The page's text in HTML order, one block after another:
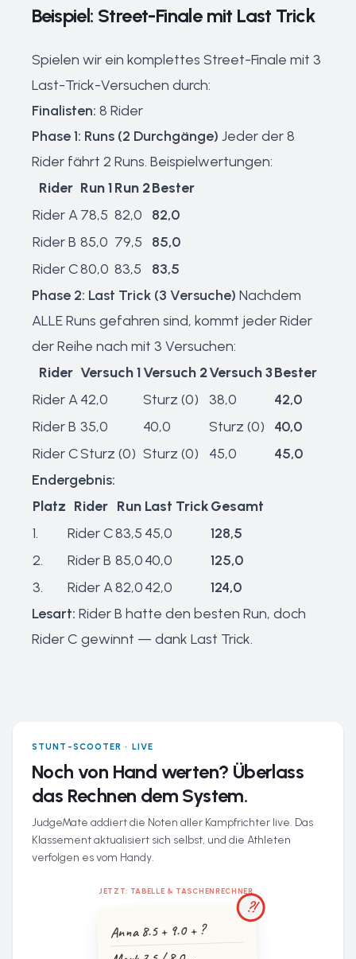
Beispiel: Street-Finale mit Last Trick
Spielen wir ein komplettes Street-Finale mit 3
Last-Trick-Versuchen durch:
Finalisten: 8 Rider
Phase 1: Runs (2 Durchgänge) Jeder der 8
Rider fährt 2 Runs. Beispielwertungen:
Rider Run 1Run 2Bester
Rider A78,5 82,0
82,0
Rider B 85,0 79,5
85,0
Rider C80,0 83,5
83,5
Phase 2: Last Trick (3 Versuche) Nachdem
ALLE Runs gefahren sind, kommt jeder Rider
der Reihe nach mit 3 Versuchen:
Rider Versuch 1Versuch 2Versuch 3Bester
Rider A42,0 Sturz (0) 38,0
42,0
Rider B 35,0 40,0 Sturz (0)
40,0
Rider CSturz (0) Sturz (0) 45,0
45,0
Endergebnis:
Platz Rider Run Last TrickGesamt
1.
Rider C83,5 45,0
128,5
2.
Rider B 85,040,0
125,0
3.
Rider A82,042,0
124,0
Lesart: Rider B hatte den besten Run, doch
Rider C gewinnt — dank Last Trick.
STUNT-SCOOTER · LIVE
Noch von Hand werten? Überlass
das Rechnen dem System.
JudgeMate addiert die Noten aller Kampfrichter live. Das
Klassement aktualisiert sich selbst, und die Athleten
verfolgen es vom Handy.
JETZT: TABELLE & TASCHENRECHNER
Anna 8.5 + 9.0 + ?
?!